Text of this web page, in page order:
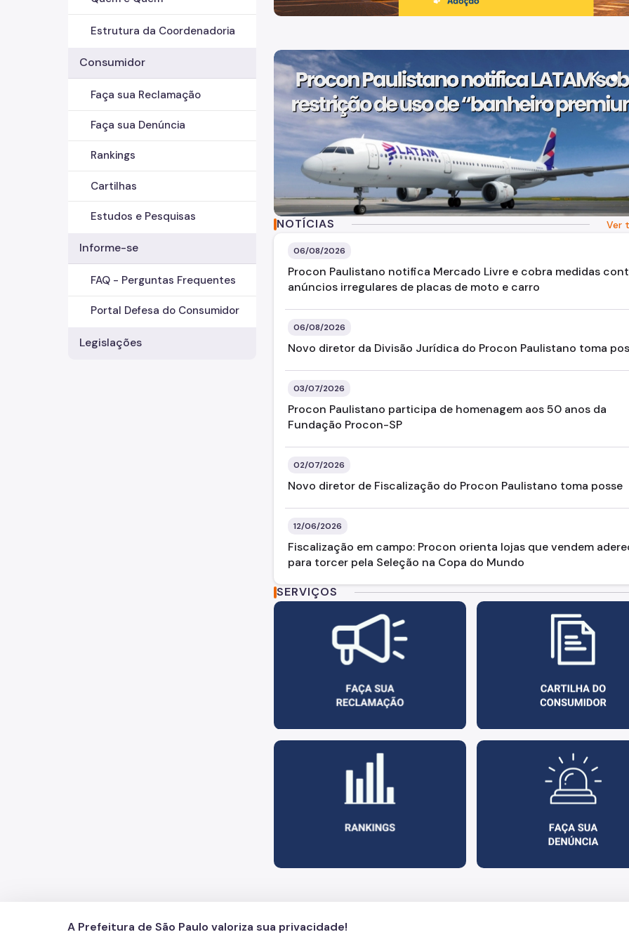
Estrutura da Coordenadoria
Consumidor
Faça sua Reclamação
Faça sua Denúncia
Rankings
Cartilhas
Estudos e Pesquisas
Informe-se
FAQ - Perguntas Frequentes
Portal Defesa do Consumidor
Legislações
arrow_back_ios
NOTÍCIAS Ver
06/08/2026
Procon Paulistano notifica Mercado Livre e cobra medidas
anúncios irregulares de placas de moto e carro
06/08/2026
Novo diretor da Divisão Jurídica do Procon Paulistano toma
03/07/2026
Procon Paulistano participa de homenagem aos 50 anos da
Fundação Procon-SP
02/07/2026
Novo diretor de Fiscalização do Procon Paulistano toma posse
12/06/2026
Fiscalização em campo: Procon orienta lojas que vendem
para torcer pela Seleção na Copa do Mundo
SERVIÇOS
PROCON PaulistanoContatos Redes Sociais
A Prefeitura de São Paulo valoriza sua privacidade!